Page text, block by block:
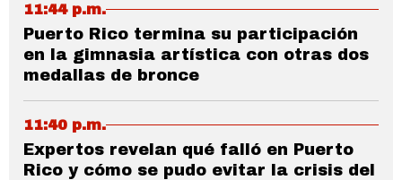
11:44 p.m.
Puerto Rico termina su participación
en la gimnasia artística con otras dos
medallas de bronce
11:40 p.m.
Expertos revelan qué falló en Puerto
Rico y cómo se pudo evitar la crisis del